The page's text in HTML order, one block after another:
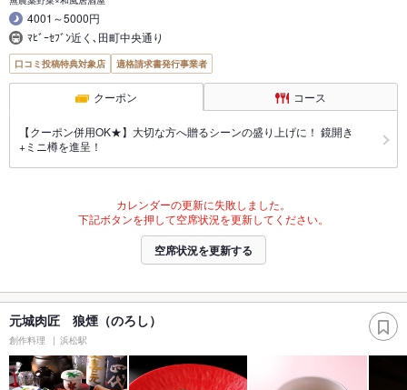
4001～5000円
ﾏﾋﾞｰｾﾌﾞﾝ近く､田町中央通り
口コミ投稿特典対象店 適格請求書発行事業者
クーポン コース
【クーポン併用OK★】大切な方へ贈るシーンの盛り上げに！ 鏡開き
+ミニ樽を進呈！
カレンダーの更新に失敗しました。
下記ボタンを押して空席状況を更新してください。
空席状況を更新する
元城肉匠 狼煙（のろし）
創作料理 浜松駅